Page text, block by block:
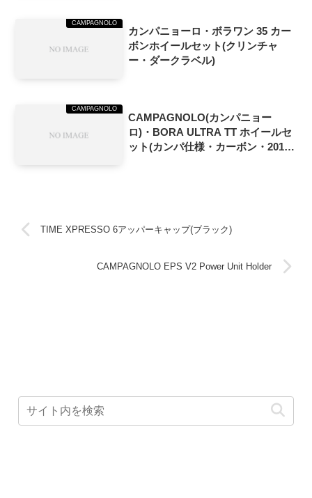
CAMPAGNOLO
カンパニョーロ・ボラワン 35 カー
ボンホイールセット(クリンチャ
ー・ダークラベル)
CAMPAGNOLO
CAMPAGNOLO(カンパニョー
ロ)・BORA ULTRA TT ホイールセ
ット(カンパ仕様・カーボン・2014
TIME XPRESSO 6アッパーキャップ(ブラック)
CAMPAGNOLO EPS V2 Power Unit Holder